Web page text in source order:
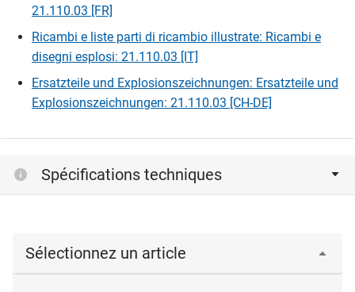
21.110.03 [FR]
Ricambi e liste parti di ricambio illustrate: Ricambi e
disegni esplosi: 21.110.03 [IT]
Ersatzteile und Explosionszeichnungen: Ersatzteile und
Explosionszeichnungen: 21.110.03 [CH-DE]
Spécifications techniques
Sélectionnez un article